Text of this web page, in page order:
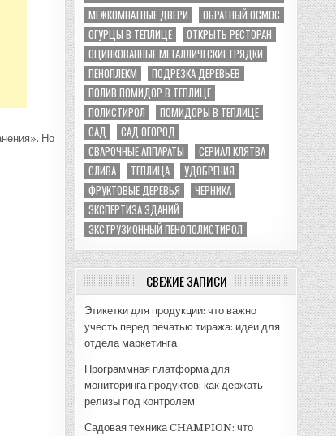
Но
МЕЖКОМНАТНЫЕ ДВЕРИ
ОБРАТНЫЙ ОСМОС
ОГУРЦЫ В ТЕПЛИЦЕ
ОТКРЫТЬ РЕСТОРАН
ОЦИНКОВАННЫЕ МЕТАЛЛИЧЕСКИЕ ГРЯДКИ
ПЕНОПЛЕКМ
ПОДРЕЗКА ДЕРЕВЬЕВ
ПОЛИВ ПОМИДОР В ТЕПЛИЦЕ
ПОЛИСТИРОЛ
ПОМИДОРЫ В ТЕПЛИЦЕ
САД
САД ОГОРОД
СВАРОЧНЫЕ АППАРАТЫ
СЕРИАЛ КЛЯТВА
СЛИВА
ТЕПЛИЦА
УДОБРЕНИЯ
ФРУКТОВЫЕ ДЕРЕВЬЯ
ЧЕРНИКА
ЭКСПЕРТИЗА ЗДАНИЙ
ЭКСТРУЗИОННЫЙ ПЕНОПОЛИСТИРОЛ
СВЕЖИЕ ЗАПИСИ
Этикетки для продукции: что важно
учесть перед печатью тиража: идеи для
отдела маркетинга
Программная платформа для
мониторинга продуктов: как держать
релизы под контролем
Садовая техника CHAMPION: что